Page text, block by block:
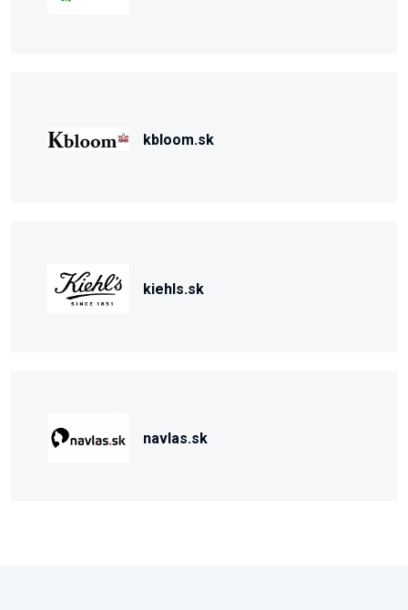
kbloom.sk
kiehls.sk
navlas.sk